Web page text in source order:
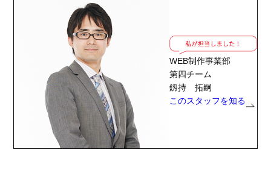
WEB制作事業部
第四チーム
釼持 拓嗣
このスタッフを知る